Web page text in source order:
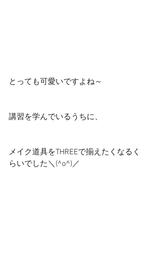
とっても可愛いですよね～
講習を学んでいるうちに、
メイク道具をTHREEで揃えたくなるく
らいでした＼(^o^)／